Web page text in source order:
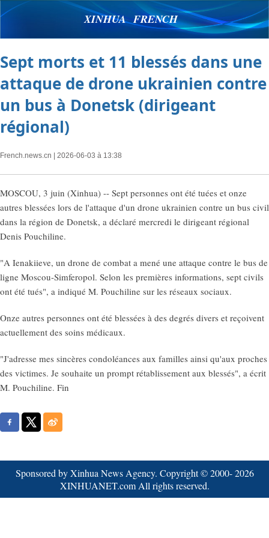
XINHUA FRENCH
Sept morts et 11 blessés dans une
attaque de drone ukrainien contre
un bus à Donetsk (dirigeant
régional)
French.news.cn | 2026-06-03 à 13:38
MOSCOU, 3 juin (Xinhua) -- Sept personnes ont été tuées et onze
autres blessées lors de l'attaque d'un drone ukrainien contre un bus civil
dans la région de Donetsk, a déclaré mercredi le dirigeant régional
Denis Pouchiline.
"A Ienakiieve, un drone de combat a mené une attaque contre le bus de
ligne Moscou-Simferopol. Selon les premières informations, sept civils
ont été tués", a indiqué M. Pouchiline sur les réseaux sociaux.
Onze autres personnes ont été blessées à des degrés divers et reçoivent
actuellement des soins médicaux.
"J'adresse mes sincères condoléances aux familles ainsi qu'aux proches
des victimes. Je souhaite un prompt rétablissement aux blessés", a écrit
M. Pouchiline. Fin
Sponsored by Xinhua News Agency. Copyright © 2000-2026
XINHUANET.com All rights reserved.